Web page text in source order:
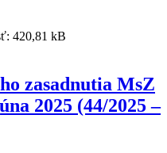
420,81 kB
zasadnutia MsZ
2025 (44/2025 –